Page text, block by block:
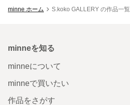
minne ホーム S.koko GALLERY の作品一覧
minneを知る
minneについて
minneで買いたい
作品をさがす